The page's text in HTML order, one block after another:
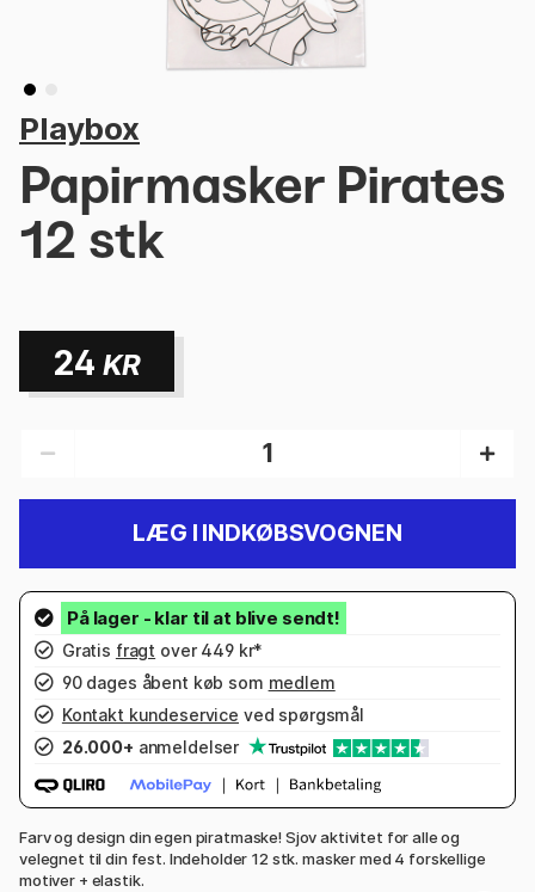
Playbox
Papirmasker Pirates
12 stk
24 KR
LÆG I INDKØBSVOGNEN
Gratis fragt over 449 kr*
90 dages åbent køb som medlem
Kontakt kundeservice ved spørgsmål
26.000+ anmeldelser
Farv og design din egen piratmaske! Sjov aktivitet for alle og
velegnet til din fest. Indeholder 12 stk. masker med 4 forskellige
motiver + elastik.